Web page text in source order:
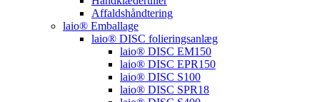
Affaldshåndtering
laio® Emballage
laio® DISC folieringsanlæg
laio® DISC EM150
laio® DISC EPR150
laio® DISC S100
laio® DISC SPR18